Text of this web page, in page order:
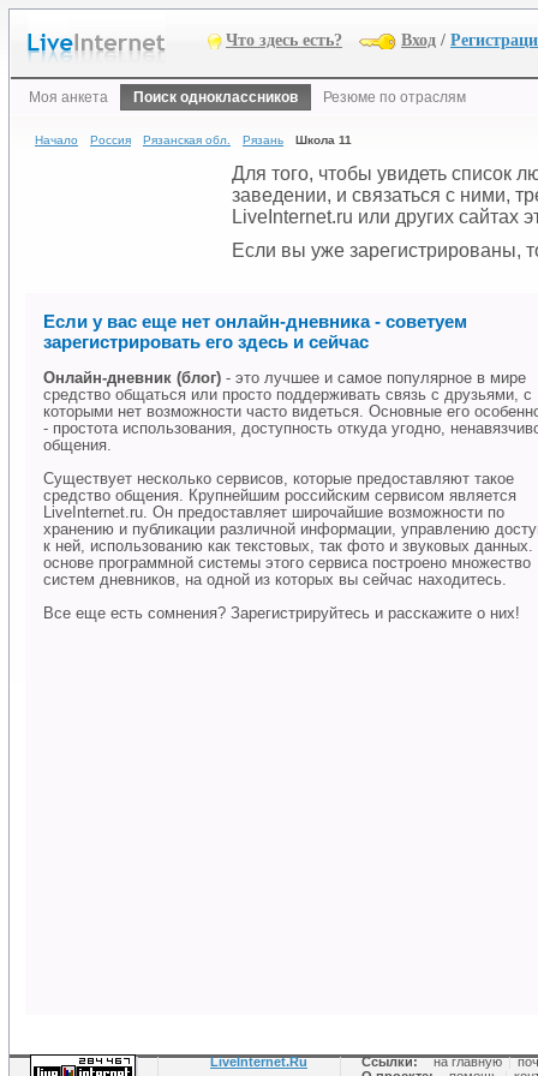
Что здесь есть? Вход /
Моя анкета Поиск одноклассников Резюме по отраслям
Начало Россия Рязанская обл. Рязань Школа 11
Для того, чтобы увидеть список
заведении, и связаться с ними,
LiveInternet.ru или других сайтах
Если вы уже зарегистрированы,
Если у вас еще нет онлайн-дневника - советуем
зарегистрировать его здесь и сейчас
Онлайн-дневник (блог) - это лучшее и самое популярное в мире
средство общаться или просто поддерживать связь с друзьями, с
которыми нет возможности часто видеться. Основные его
- простота использования, доступность откуда угодно,
общения.
Существует несколько сервисов, которые предоставляют такое
средство общения. Крупнейшим российским сервисом является
LiveInternet.ru. Он предоставляет широчайшие возможности по
хранению и публикации различной информации, управлению
к ней, использованию как текстовых, так фото и звуковых
основе программной системы этого сервиса построено множество
систем дневников, на одной из которых вы сейчас находитесь.
Все еще есть сомнения? Зарегистрируйтесь и расскажите о них!
LiveInternet.Ru Ссылки: на главную |